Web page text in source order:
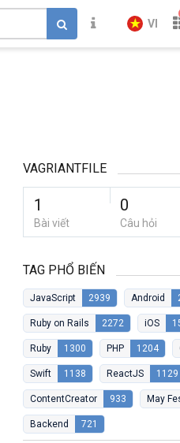
VI
VAGRIANTFILE
1
Bài viết
0
Câu hỏi
TAG PHỔ BIẾN
JavaScript 2939 Android
Ruby on Rails 2272 iOS
Ruby 1300 PHP 1204
Swift 1138 ReactJS 1129
ContentCreator 933 May
Backend 721